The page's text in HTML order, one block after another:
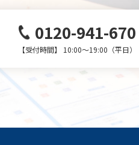
0120-941-670
【受付時間】 10:00～19:00（平日）